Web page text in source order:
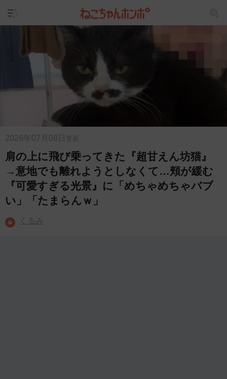
2026年07月08日 更新
肩の上に飛び乗ってきた『超甘えん坊猫』
→意地でも離れようとしなくて…頬が緩む
『可愛すぎる光景』に「めちゃめちゃバブ
い」「たまらんｗ」
くるみ